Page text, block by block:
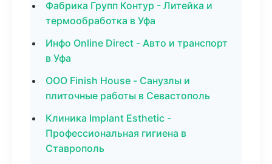
Фабрика Групп Контур - Литейка и
термообработка в Уфа
Инфо Online Direct - Авто и транспорт
в Уфа
ООО Finish House - Санузлы и
плиточные работы в Севастополь
Клиника Implant Esthetic -
Профессиональная гигиена в
Ставрополь